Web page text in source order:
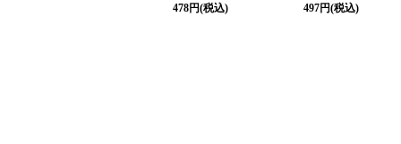
478円(税込) 497円(税込)